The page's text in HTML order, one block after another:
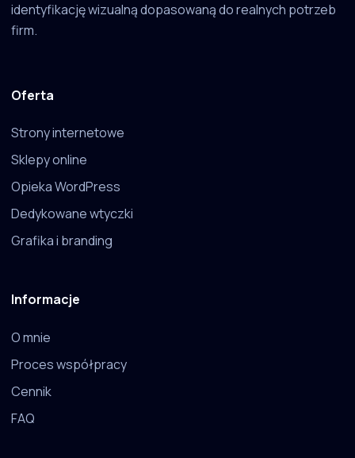
identyfikację wizualną dopasowaną do realnych potrzeb
firm.
Oferta
Strony internetowe
Sklepy online
Opieka WordPress
Dedykowane wtyczki
Grafika i branding
Informacje
O mnie
Proces współpracy
Cennik
FAQ